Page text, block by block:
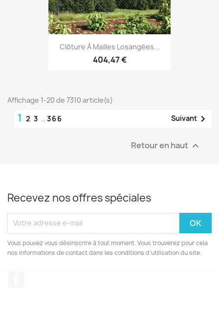
Clôture À Mailles Losangées...
404,47 €
Affichage 1-20 de 7310 article(s)
1 2 3 … 366 Suivant 
Retour en haut 
Recevez nos offres spéciales
Vous pouvez vous désinscrire à tout moment. Vous trouverez pour cela
nos informations de contact dans les conditions d'utilisation du site.